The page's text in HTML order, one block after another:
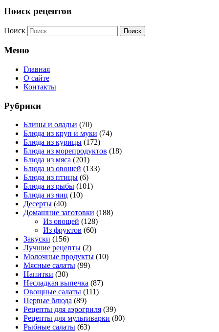
Поиск рецептов
Поиск
Меню
Главная
О сайте
Контакты
Рубрики
Блины и оладьи (70)
Блюда из круп и муки (74)
Блюда из курицы (172)
Блюда из морепродуктов (18)
Блюда из мяса (201)
Блюда из овощей (133)
Блюда из птицы (6)
Блюда из рыбы (101)
Блюда из яиц (10)
Десерты (40)
Домашние заготовки (188)
Из овощей (128)
Из фруктов (60)
Закуски (156)
Лучшие рецепты (2)
Молочные продукты (10)
Мясные салаты (99)
Напитки (30)
Несладкая выпечка (87)
Овощные салаты (111)
Первые блюда (89)
Рецепты для аэрогриля (39)
Рецепты для мультиварки (80)
Рыбные салаты (63)